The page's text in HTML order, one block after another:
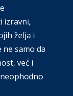
izravni,
želja i
samo da
već i